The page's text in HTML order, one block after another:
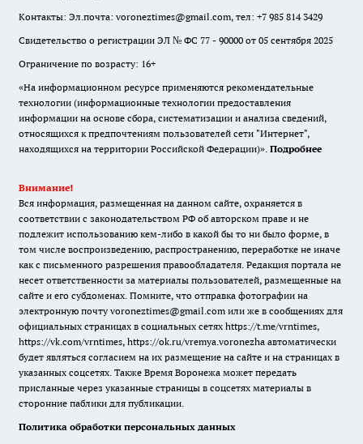
Контакты: Эл.почта: voroneztimes@gmail.com, тел: +7 985 814 3429
Свидетельство о регистрации ЭЛ № ФС 77 - 90000 от 05 сентября 2025
Ограничение по возрасту: 16+
«На информационном ресурсе применяются рекомендательные
технологии (информационные технологии предоставления
информации на основе сбора, систематизации и анализа сведений,
относящихся к предпочтениям пользователей сети "Интернет",
находящихся на территории Российской Федерации)». Подробнее
Внимание!
Вся информация, размещенная на данном сайте, охраняется в
соответствии с законодательством РФ об авторском праве и не
подлежит использованию кем-либо в какой бы то ни было форме, в
том числе воспроизведению, распространению, переработке не иначе
как с письменного разрешения правообладателя. Редакция портала не
несет ответственности за материалы пользователей, размещенные на
сайте и его субдоменах. Помните, что отправка фотографии на
электронную почту voroneztimes@gmail.com или же в сообщениях для
официальных страницах в социальных сетях https://t.me/vrntimes,
https://vk.com/vrntimes, https://ok.ru/vremya.voronezha автоматически
будет являться согласием на их размещение на сайте и на страницах в
указанных соцсетях. Также Время Воронежа может передать
присланные через указанные страницы в соцсетях материалы в
сторонние паблики для публикации.
Политика обработки персональных данных